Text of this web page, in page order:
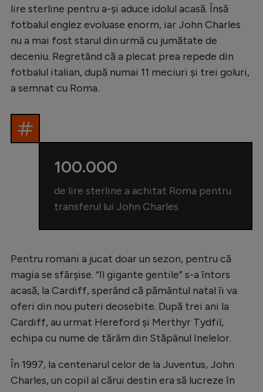
lire sterline pentru a-și aduce idolul acasă. Însă
fotbalul englez evoluase enorm, iar John Charles
nu a mai fost starul din urmă cu jumătate de
deceniu. Regretând că a plecat prea repede din
fotbalul italian, după numai 11 meciuri și trei goluri,
a semnat cu Roma.
100.000
de lire sterline a achitat Roma pentru
transferul lui John Charles
Pentru romani a jucat doar un sezon, pentru că
magia se sfârșise. “Il gigante gentile” s-a întors
acasă, la Cardiff, sperând că pământul natal îi va
oferi din nou puteri deosebite. După trei ani la
Cardiff, au urmat Hereford și Merthyr Tydfil,
echipa cu nume de tărâm din Stăpânul Inelelor.
În 1997, la centenarul celor de la Juventus, John
Charles, un copil al cărui destin era să lucreze în